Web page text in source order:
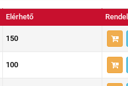
Elérhető
150
100